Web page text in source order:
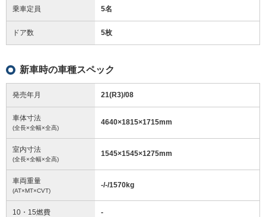
乗車定員 5名
ドア数 5枚
新車時の車種スペック
発売年月 21(R3)/08
車体寸法
(全長×全幅×全高)
4640×1815×1715mm
室内寸法
(全長×全幅×全高)
1545×1545×1275mm
車両重量
(AT×MT×CVT)
-/-/1570kg
10・15燃費 -